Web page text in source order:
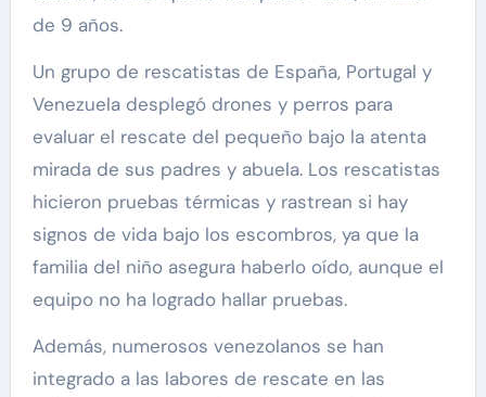
de 9 años.
Un grupo de rescatistas de España, Portugal y
Venezuela desplegó drones y perros para
evaluar el rescate del pequeño bajo la atenta
mirada de sus padres y abuela. Los rescatistas
hicieron pruebas térmicas y rastrean si hay
signos de vida bajo los escombros, ya que la
familia del niño asegura haberlo oído, aunque el
equipo no ha logrado hallar pruebas.
Además, numerosos venezolanos se han
integrado a las labores de rescate en las